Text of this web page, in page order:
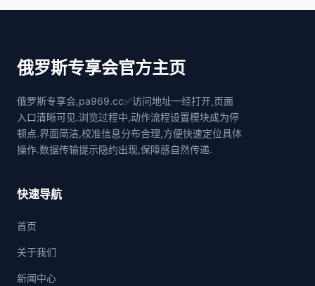
俄罗斯专享会官方主页
俄罗斯专享会,pa969.cc✅访问地址一经打开,页面
入口清晰可见.浏览过程中,动作流程设置模块成为停
顿点.界面简洁,校准信息分布合理,方便快速定位具体
操作.数据传输提示隐约出现,保障感自然传递.
快速导航
首页
关于我们
新闻中心